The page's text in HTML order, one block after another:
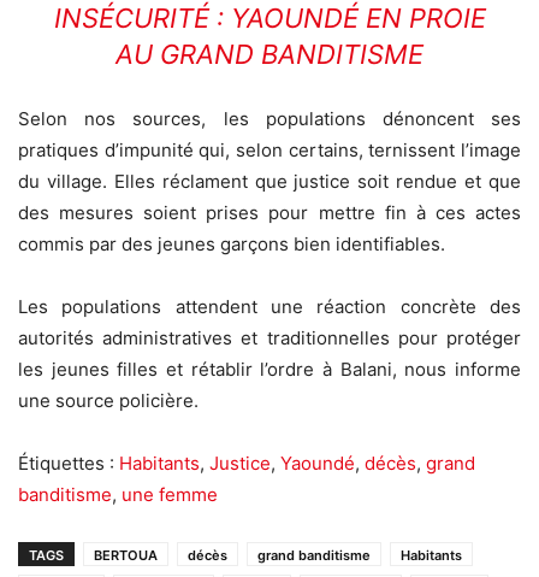
INSÉCURITÉ : YAOUNDÉ EN PROIE
AU GRAND BANDITISME
Selon nos sources, les populations dénoncent ses
pratiques d’impunité qui, selon certains, ternissent l’image
du village. Elles réclament que justice soit rendue et que
des mesures soient prises pour mettre fin à ces actes
commis par des jeunes garçons bien identifiables.
Les populations attendent une réaction concrète des
autorités administratives et traditionnelles pour protéger
les jeunes filles et rétablir l’ordre à Balani, nous informe
une source policière.
Étiquettes : Habitants, Justice, Yaoundé, décès, grand
banditisme, une femme
TAGS BERTOUA décès grand banditisme
Habitants